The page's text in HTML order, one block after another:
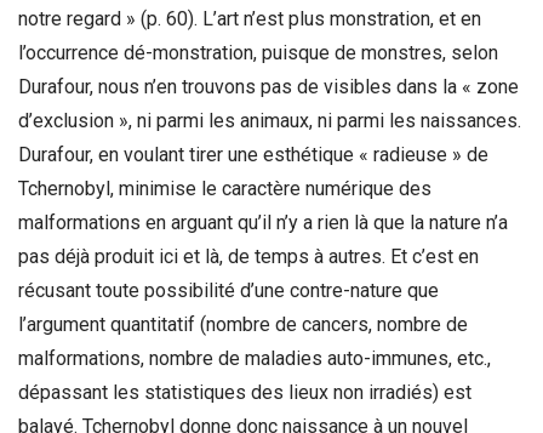
notre regard » (p. 60). L’art n’est plus monstration, et en
l’occurrence dé-monstration, puisque de monstres, selon
Durafour, nous n’en trouvons pas de visibles dans la « zone
d’exclusion », ni parmi les animaux, ni parmi les naissances.
Durafour, en voulant tirer une esthétique « radieuse » de
Tchernobyl, minimise le caractère numérique des
malformations en arguant qu’il n’y a rien là que la nature n’a
pas déjà produit ici et là, de temps à autres. Et c’est en
récusant toute possibilité d’une contre-nature que
l’argument quantitatif (nombre de cancers, nombre de
malformations, nombre de maladies auto-immunes, etc.,
dépassant les statistiques des lieux non irradiés) est
balayé. Tchernobyl donne donc naissance à un nouvel